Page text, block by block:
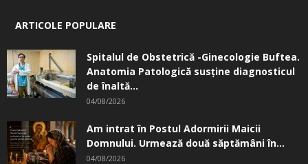
ARTICOLE POPULARE
Spitalul de Obstetrică -Ginecologie Buftea.
Anatomia Patologică susţine diagnosticul
de înaltă...
04/08/2026
Am intrat în Postul Adormirii Maicii
Domnului. Urmează două săptămâni în...
04/08/2026